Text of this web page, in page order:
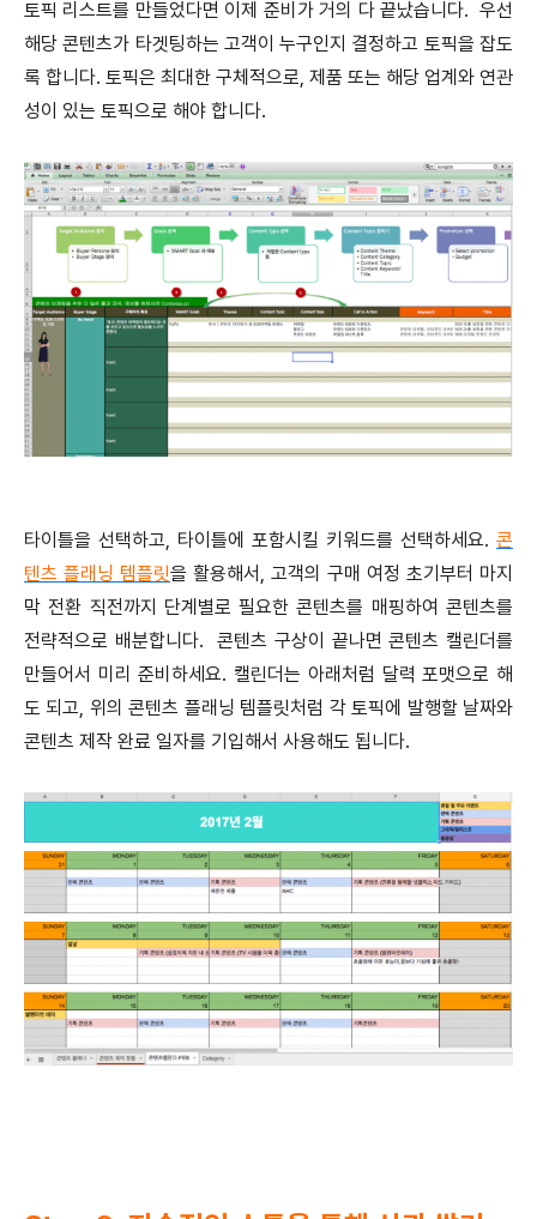
토픽 리스트를 만들었다면 이제 준비가 거의 다 끝났습니다. 우선
해당 콘텐츠가 타겟팅하는 고객이 누구인지 결정하고 토픽을 잡도
록 합니다. 토픽은 최대한 구체적으로, 제품 또는 해당 업계와 연관
성이 있는 토픽으로 해야 합니다.
타이틀을 선택하고, 타이틀에 포함시킬 키워드를 선택하세요. 콘
텐츠 플래닝 템플릿을 활용해서, 고객의 구매 여정 초기부터 마지
막 전환 직전까지 단계별로 필요한 콘텐츠를 매핑하여 콘텐츠를
전략적으로 배분합니다. 콘텐츠 구상이 끝나면 콘텐츠 캘린더를
만들어서 미리 준비하세요. 캘린더는 아래처럼 달력 포맷으로 해
도 되고, 위의 콘텐츠 플래닝 템플릿처럼 각 토픽에 발행할 날짜와
콘텐츠 제작 완료 일자를 기입해서 사용해도 됩니다.